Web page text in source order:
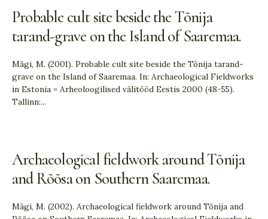
Probable cult site beside the Tõnija
tarand-grave on the Island of Saaremaa.
Mägi, M. (2001). Probable cult site beside the Tõnija tarand-
grave on the Island of Saaremaa. In: Archaeological Fieldworks
in Estonia = Arheoloogilised välitööd Eestis 2000 (48−55).
Tallinn:...
Archaeological fieldwork around Tõnija
and Rõõsa on Southern Saaremaa.
Mägi, M. (2002). Archaeological fieldwork around Tõnija and